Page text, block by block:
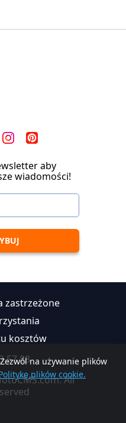
na używanie plików
plików cookie.
aby
wiadomości!
zastrzeżone
kosztów
57 88
All